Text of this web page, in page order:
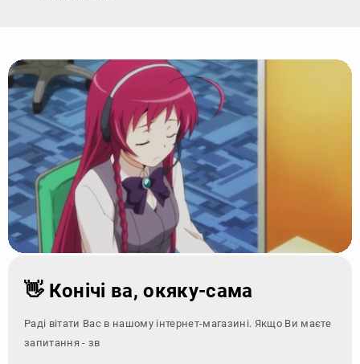
👋 Конічі ва, окяку-сама
Раді вітати Вас в нашому інтернет-магазині. Якщо Ви маєте
запитання - зверніться за к